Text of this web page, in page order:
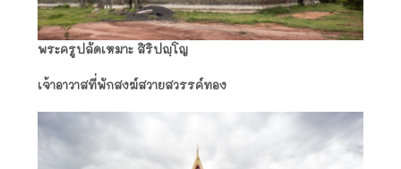
พระครูปลัดเหมาะ สิริปญฺโญ
เจ้าอาวาสที่พักสงฆ์สวายสวรรค์ทอง